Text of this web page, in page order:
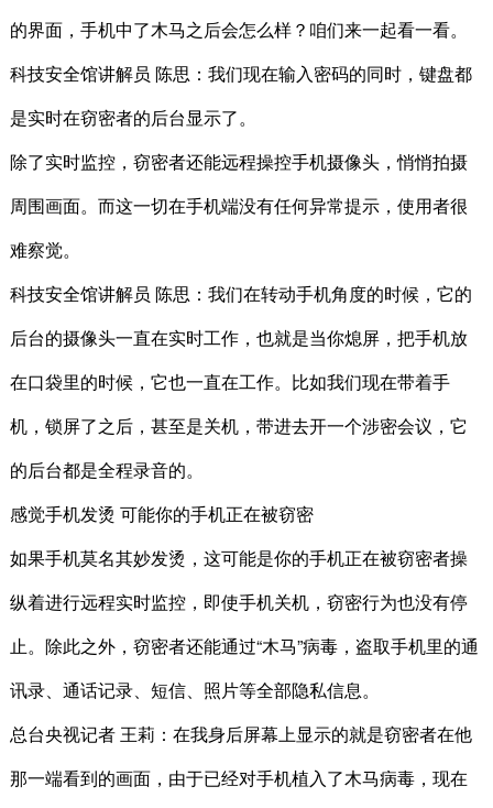
的界面，手机中了木马之后会怎么样？咱们来一起看一看。
科技安全馆讲解员 陈思：我们现在输入密码的同时，键盘都
是实时在窃密者的后台显示了。
除了实时监控，窃密者还能远程操控手机摄像头，悄悄拍摄
周围画面。而这一切在手机端没有任何异常提示，使用者很
难察觉。
科技安全馆讲解员 陈思：我们在转动手机角度的时候，它的
后台的摄像头一直在实时工作，也就是当你熄屏，把手机放
在口袋里的时候，它也一直在工作。比如我们现在带着手
机，锁屏了之后，甚至是关机，带进去开一个涉密会议，它
的后台都是全程录音的。
感觉手机发烫 可能你的手机正在被窃密
如果手机莫名其妙发烫，这可能是你的手机正在被窃密者操
纵着进行远程实时监控，即使手机关机，窃密行为也没有停
止。除此之外，窃密者还能通过“木马”病毒，盗取手机里的通
讯录、通话记录、短信、照片等全部隐私信息。
总台央视记者 王莉：在我身后屏幕上显示的就是窃密者在他
那一端看到的画面，由于已经对手机植入了木马病毒，现在